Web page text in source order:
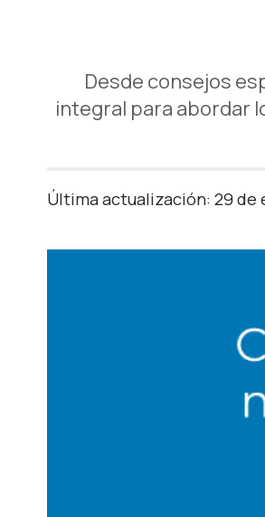
Desde consejos
integral para abordar
Última actualización: 29 de